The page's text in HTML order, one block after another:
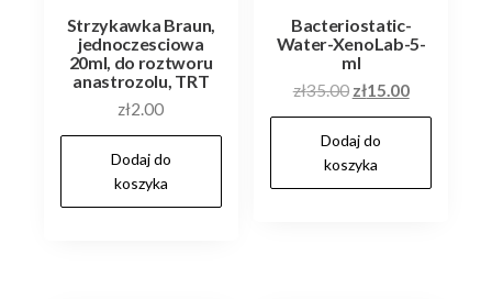
Strzykawka Braun,
jednoczesciowa
20ml, do roztworu
anastrozolu, TRT
zł2.00
Dodaj do
koszyka
Bacteriostatic-
Water-XenoLab-5-
ml
zł35.00 Pierwotna
cena
wynosiła:
zł35.00.
zł15.00Aktualna
cena
Dodaj do
koszyka